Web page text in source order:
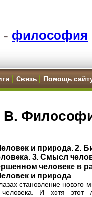
- философия
Связь Помощь
В.
и природа. 2.
3. Смысл
человеке в
и природа
становление нового
И хотя этот